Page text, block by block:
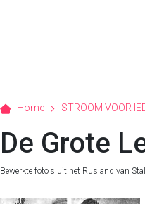
Home STROOM VOOR
De Grote
Bewerkte foto's uit het Rusland van